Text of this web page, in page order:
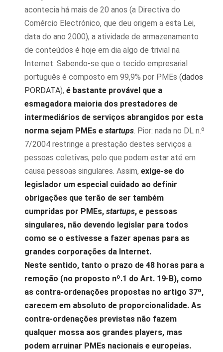
acontecia há mais de 20 anos (a Directiva do
Comércio Electrónico, que deu origem a esta Lei,
data do ano 2000), a atividade de armazenamento
de conteúdos é hoje em dia algo de trivial na
Internet. Sabendo-se que o tecido empresarial
português é composto em 99,9% por PMEs (dados
PORDATA), é bastante provável que a
esmagadora maioria dos prestadores de
intermediários de serviços abrangidos por esta
norma sejam PMEs e startups. Pior: nada no DL n.º
7/2004 restringe a prestação destes serviços a
pessoas coletivas, pelo que podem estar até em
causa pessoas singulares. Assim, exige-se do
legislador um especial cuidado ao definir
obrigações que terão de ser também
cumpridas por PMEs, startups, e pessoas
singulares, não devendo legislar para todos
como se o estivesse a fazer apenas para as
grandes corporações da Internet.
Neste sentido, tanto o prazo de 48 horas para a
remoção (no proposto nº.1 do Art. 19-B), como
as contra-ordenações propostas no artigo 37º,
carecem em absoluto de proporcionalidade. As
contra-ordenações previstas não fazem
qualquer mossa aos grandes players, mas
podem arruinar PMEs nacionais e europeias.